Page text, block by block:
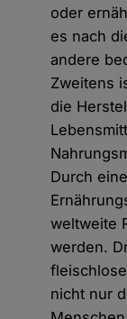
oder
es nach
andere
Zweitens
die
Durch
weltweite
werden.
nicht nur